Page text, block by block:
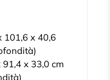
101,6 x 40,6
x 33,0 cm